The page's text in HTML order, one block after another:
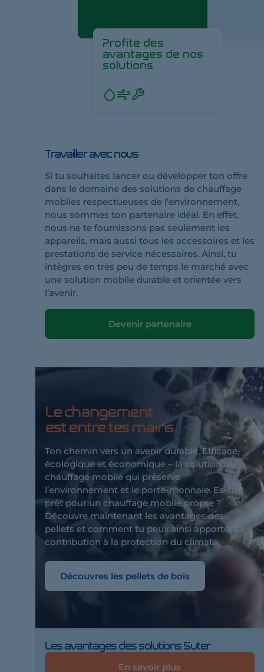
Travailler avec nous
Si tu souhaites lancer ou développer ton offre
dans le domaine des solutions de chauffage
mobiles respectueuses de l’environnement,
nous sommes ton partenaire idéal. En effet,
nous ne te fournissons pas seulement les
appareils, mais aussi tous les accessoires et les
prestations de service nécessaires. Ainsi, tu
intègres en très peu de temps le marché avec
une solution mobile durable et orientée vers
l’avenir.
Devenir partenaire
Profite des
avantages de nos
solutions
Le changement
est entre tes mains.
Ton chemin vers un avenir durable. Efficace,
écologique et économique – la solution de
chauffage mobile qui préserve
l’environnement et le porte-monnaie. Es-tu
prêt pour un chauffage mobile propre ?
Découvre maintenant les avantages des
pellets et comment tu peux ainsi apporter ta
contribution à la protection du climat.
Découvres les pellets de bois
Les avantages des solutions Suter
En savoir plus